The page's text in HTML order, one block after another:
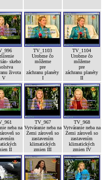
skeho
života
V
TV_1103
Urobme čo
môžeme
pre
záchranu planéty
I
TV_1104
Urobme čo
môžeme
pre
záchranu planéty
II
neba na
so
II
TV_967
Vytváranie neba na
Zemi zároveň so
zastavením
klimatických
zmien III
TV_968
Vytváranie neba na
Zemi zároveň so
zastavením
klimatických
zmien IV